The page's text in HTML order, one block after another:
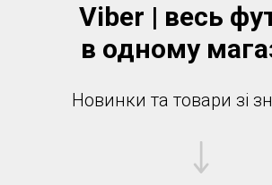
Viber | весь
в одному
Новинки та товари зі